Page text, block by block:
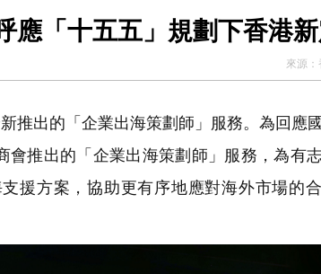
會推出「企業出海策劃師」服務 呼應「十五五」規劃下
來源：
推出的「企業出海策劃師」服務。為回應
推出的「企業出海策劃師」服務，為有
援方案，協助更有序地應對海外市場的